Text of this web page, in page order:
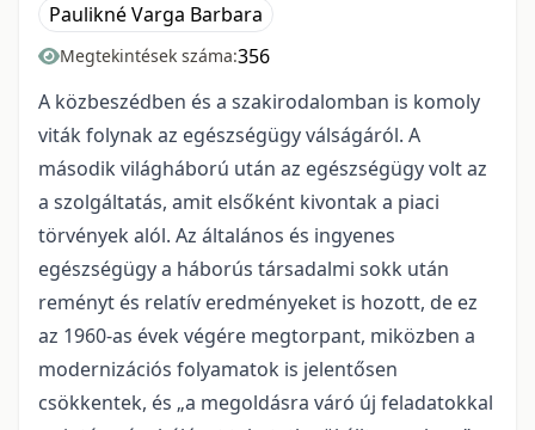
Paulikné Varga Barbara
Megtekintések száma:356
A közbeszédben és a szakirodalomban is komoly
viták folynak az egészségügy válságáról. A
második világháború után az egészségügy volt az
a szolgáltatás, amit elsőként kivontak a piaci
törvények alól. Az általános és ingyenes
egészségügy a háborús társadalmi sokk után
reményt és relatív eredményeket is hozott, de ez
az 1960-as évek végére megtorpant, miközben a
modernizációs folyamatok is jelentősen
csökkentek, és „a megoldásra váró új feladatokkal